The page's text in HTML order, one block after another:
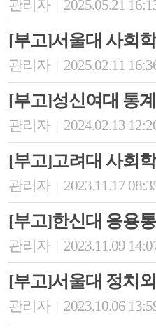
관리자 2025.05.21
[부고]서울대 사회
관리자 2025.02.11
[부고]성신여대 통
관리자 2024.02.13
[부고]고려대 사회
관리자 2023.11.17
[부고]한신대 응용
관리자 2023.11.09
[부고]서울대 정치
관리자 2023.10.06